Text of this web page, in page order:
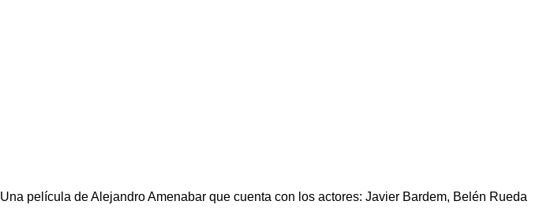
Una película de Alejandro Amenabar que cuenta con los actores: Javier Bardem, Belén Rueda